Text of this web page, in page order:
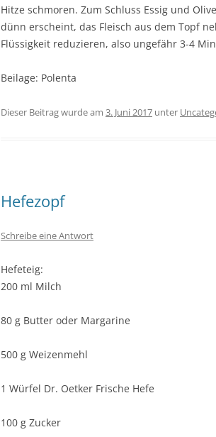
Hitze schmoren. Zum Schluss Essig und
dünn erscheint, das Fleisch aus dem Topf
Flüssigkeit reduzieren, also ungefähr 3-4
Beilage: Polenta
Dieser Beitrag wurde am 3. Juni 2017 unter
Hefezopf
Schreibe eine Antwort
Hefeteig:
200 ml Milch
80 g Butter oder Margarine
500 g Weizenmehl
1 Würfel Dr. Oetker Frische Hefe
100 g Zucker